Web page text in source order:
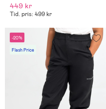
449 kr
Tid. pris: 499 kr
-20%
Flash Price